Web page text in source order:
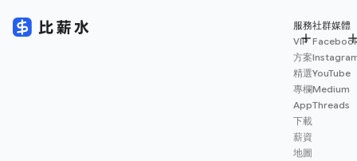
服務
VIP
方案
精選
專欄
App
下載
薪資
地圖
社群媒體
YouTube
Medium
Threads